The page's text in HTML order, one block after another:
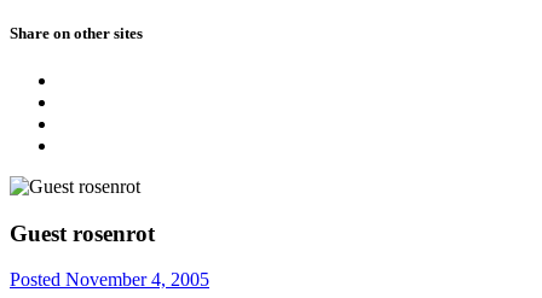
Share on other sites
Guest rosenrot
Posted November 4, 2005